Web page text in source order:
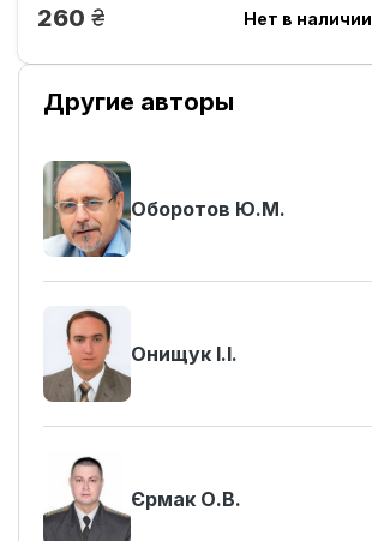
260 грн. Нет в наличии
Другие авторы
Оборотов Ю.М.
Онищук І.І.
Єрмак О.В.